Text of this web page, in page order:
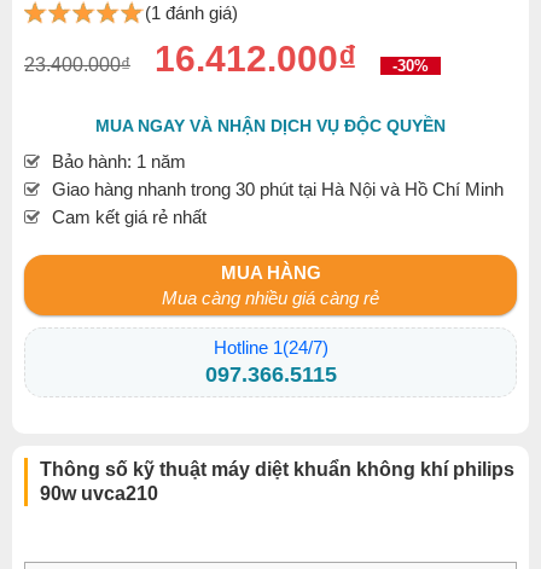
(1 đánh giá)
23.400.000₫ 16.412.000₫ -30%
MUA NGAY VÀ NHẬN DỊCH VỤ ĐỘC QUYỀN
Bảo hành: 1 năm
Giao hàng nhanh trong 30 phút tại Hà Nội và Hồ Chí Minh
Cam kết giá rẻ nhất
MUA HÀNG
Mua càng nhiều giá càng rẻ
Hotline 1(24/7)
097.366.5115
Thông số kỹ thuật máy diệt khuẩn không khí philips
90w uvca210